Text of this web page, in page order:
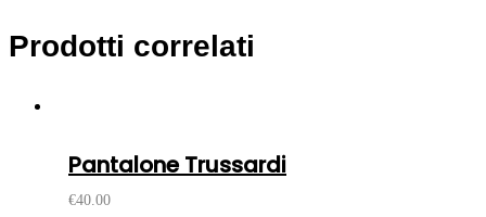
Prodotti correlati
Pantalone Trussardi
€40.00